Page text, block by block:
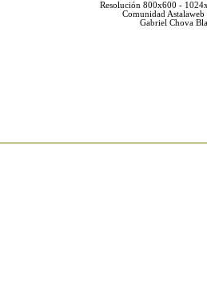
Resolución 800x600 -
Comunidad
Gabriel Chova